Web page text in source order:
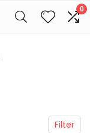
0
Filter